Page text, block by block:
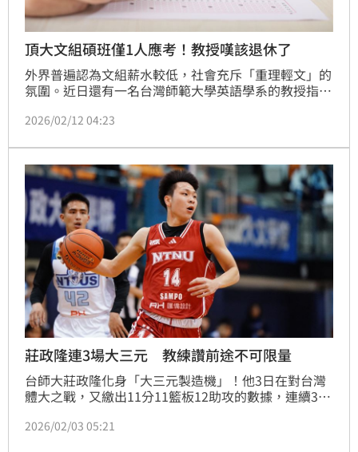
頂大文組碩班僅1人應考！教授嘆該退休了
外界普遍認為文組薪水較低，社會充斥「重理輕文」的
氛圍。近日還有一名台灣師範大學英語學系的教授指
至還有2人缺考，直喊「是不是該提早退休？」文章曝
2026/02/12 04:23
莊政隆連3場大三元 教練讚前途不可限量
台師大莊政隆化身「大三元製造機」！他3日在對台灣
體大之戰，又繳出11分11籃板12助攻的數據，連續3場
1人。師大總教練李秉鴻也對他大力稱讚，更說莊政隆
2026/02/03 05:21